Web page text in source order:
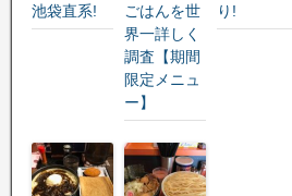
池袋直系!
ごはんを世
界一詳しく
調査【期間
限定メニュ
ー】
り!